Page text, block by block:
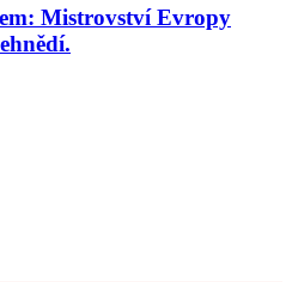
Mistrovství Evropy